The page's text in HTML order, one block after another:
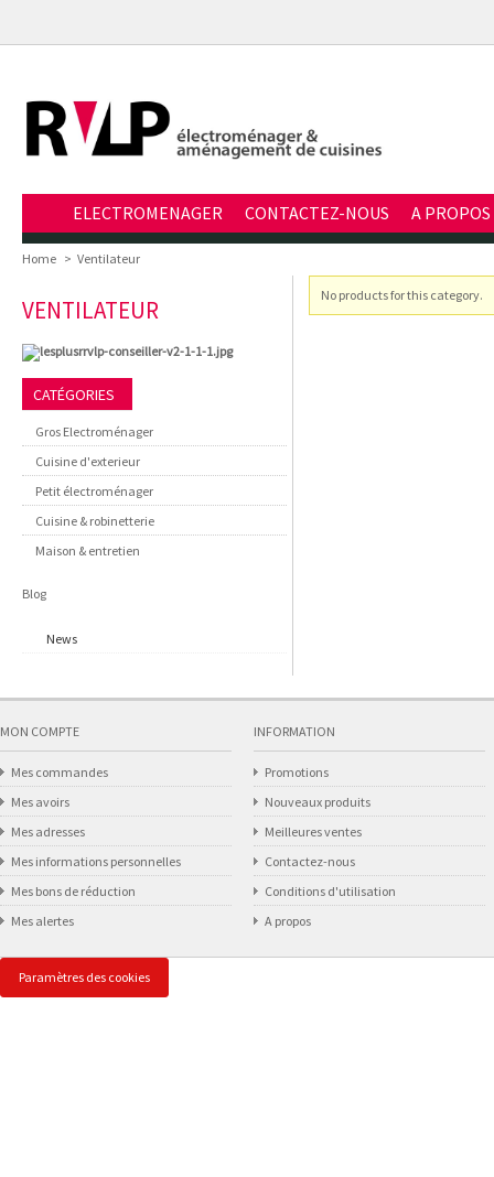
ELECTROMENAGER CONTACTEZ-NOUS A PROPOS
Home > Ventilateur
No products for this category.
VENTILATEUR
CATÉGORIES
Gros Electroménager
Cuisine d'exterieur
Petit électroménager
Cuisine & robinetterie
Maison & entretien
Blog
News
MON COMPTE
Mes commandes
Mes avoirs
Mes adresses
Mes informations personnelles
Mes bons de réduction
Mes alertes
INFORMATION
Promotions
Nouveaux produits
Meilleures ventes
Contactez-nous
Conditions d'utilisation
A propos
Paramètres des cookies